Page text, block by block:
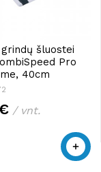
šluostei
Pro
40cm
/ vnt.